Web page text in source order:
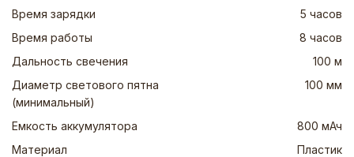
Время зарядки
5 часов
Время работы
8 часов
Дальность свечения
100 м
Диаметр светового пятна
(минимальный)
100 мм
Емкость аккумулятора
800 мАч
Материал
Пластик